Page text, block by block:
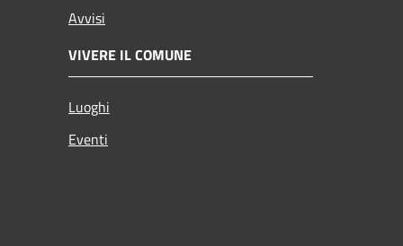
Avvisi
VIVERE IL COMUNE
Luoghi
Eventi